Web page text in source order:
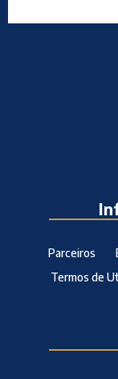
Parceiros
Termos de